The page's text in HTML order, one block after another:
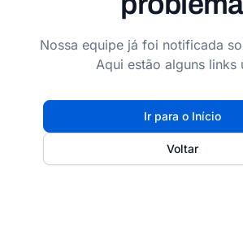
Nossa equipe já foi notificada
Aqui estão alguns links
Ir para o Início
Voltar